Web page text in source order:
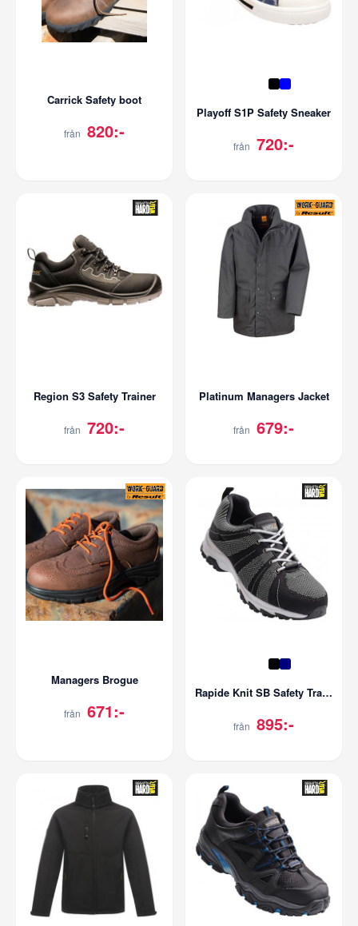
Carrick Safety boot
från 820:-
Playoff S1P Safety Sneaker
från 720:-
Region S3 Safety Trainer
från 720:-
Platinum Managers Jacket
från 679:-
Managers Brogue
från 671:-
Rapide Knit SB Safety Trainer
från 895:-